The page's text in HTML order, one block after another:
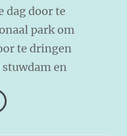
dag door te
park om
te dringen
en